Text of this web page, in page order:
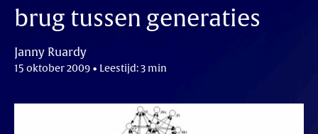
brug tussen generaties
Janny Ruardy
15 oktober 2009 • Leestijd: 3 min